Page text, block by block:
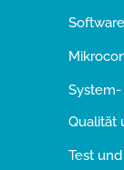
Qualität
Test